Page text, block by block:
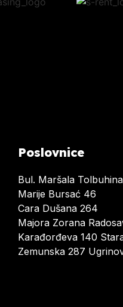
Poslovnice
Bul. Maršala
Marije Bursać 46
Cara Dušana 264
Majora Zorana
Karađorđeva 140
Zemunska 287